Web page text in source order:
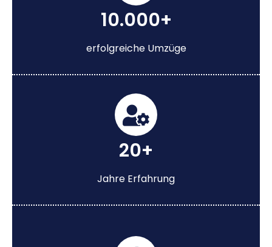
10.000+
erfolgreiche Umzüge
20+
Jahre Erfahrung